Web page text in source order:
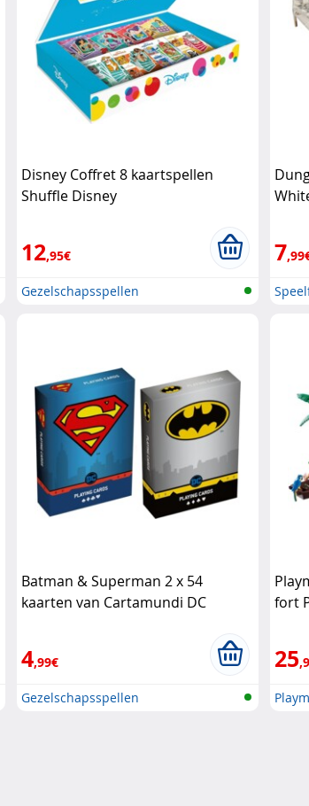
Disney Coffret 8 kaartspellen
Shuffle Disney
12,95€
Gezelschapsspellen
7
Batman & Superman 2 x 54
kaarten van Cartamundi DC
4,99€
Gezelschapsspellen
fort
25